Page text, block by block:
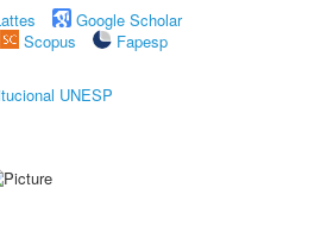
Google Scholar
Scopus
Fapesp
UNESP